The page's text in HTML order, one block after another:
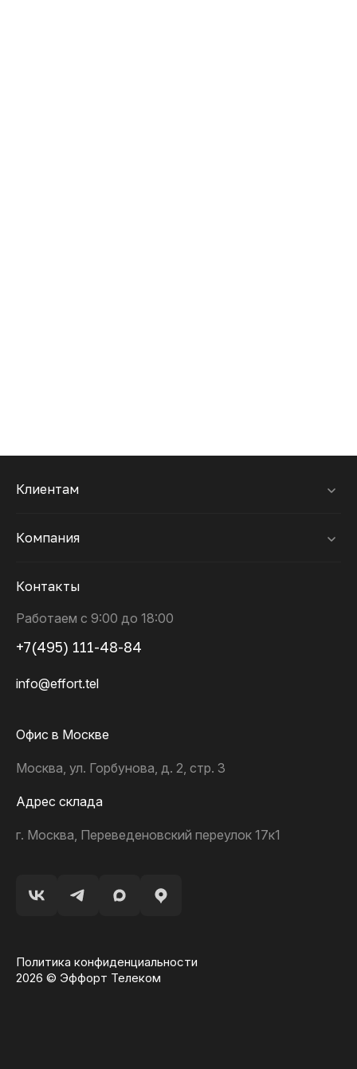
Клиентам
Компания
Контакты
Работаем с 9:00 до 18:00
+7(495) 111-48-84
info@effort.tel
Офис в Москве
Москва, ул. Горбунова, д. 2, стр. 3
Адрес склада
г. Москва, Переведеновский переулок 17к1
2026 © Эффорт Телеком
Политика конфиденциальности